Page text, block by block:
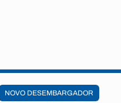
NOVO DESEMBARGADOR